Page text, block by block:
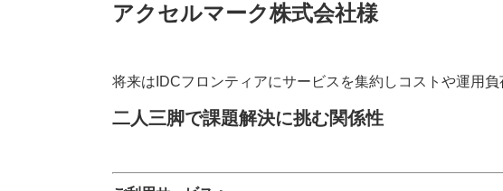
アクセルマーク株式会社様
将来はIDCフロンティアにサービスを集約しコストや運用負
二人三脚で課題解決に挑む関係性